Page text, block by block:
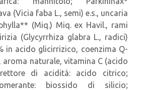
(Vicia faba L., semi) e.s., uncaria
(Miq.) Miq. ex Havil., rami
(Glycyrrhiza glabra L., radici)
in acido glicirrizico, coenzima Q-
aroma naturale, vitamina C (acido
di acidità: acido citrico;
biossido di silicio;